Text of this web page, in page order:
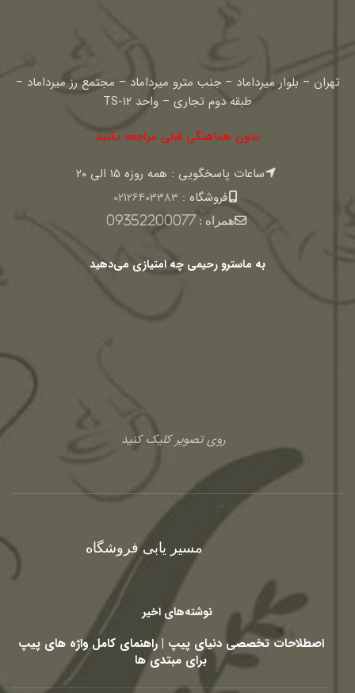
تهران – بلوار میرداماد – جنب مترو میرداماد – مجتمع رز میرداماد –
طبقه دوم تجاری – واحد TS-12
بدون هماهنگی قبلی مراجعه نکنید
ساعات پاسخگویی : همه روزه 15 الی 20
فروشگاه : 02126403383
همراه :09352200077
به ماسترو رحیمی چه امتیازی می‌دهید
روی تصویر کلیک کنید
مسیر یابی فروشگاه
نوشته‌های اخیر
اصطلاحات تخصصی دنیای پیپ | راهنمای کامل واژه های پیپ
برای مبتدی ها